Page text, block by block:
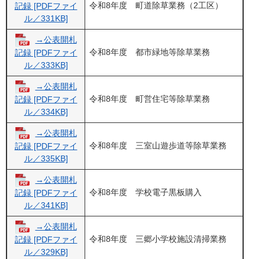
記録 [PDFファイ
ル／331KB]
令和8年度 町道除草業務（2工区）
→公表開札
記録 [PDFファイ
ル／333KB]
令和8年度 都市緑地等除草業務
→公表開札
記録 [PDFファイ
ル／334KB]
令和8年度 町営住宅等除草業務
→公表開札
記録 [PDFファイ
ル／335KB]
令和8年度 三室山遊歩道等除草業務
→公表開札
記録 [PDFファイ
ル／341KB]
令和8年度 学校電子黒板購入
→公表開札
記録 [PDFファイ
ル／329KB]
令和8年度 三郷小学校施設清掃業務